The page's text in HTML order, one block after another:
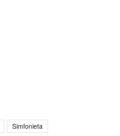
Simfonieta